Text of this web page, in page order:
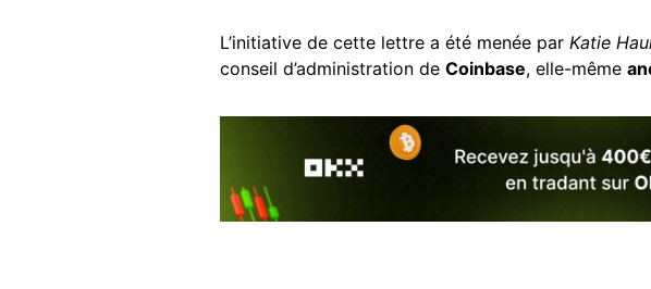
L’initiative de cette lettre a été menée par Katie
conseil d’administration de Coinbase, elle-même